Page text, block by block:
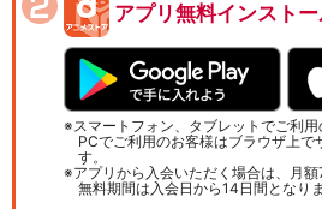
アプリ無料インスト
スマートフォン、タブレットでご利用
PCでご利用のお客様はブラウザ上で
す。
アプリから入会いただく場合は、月
無料期間は入会日から14日間となりま